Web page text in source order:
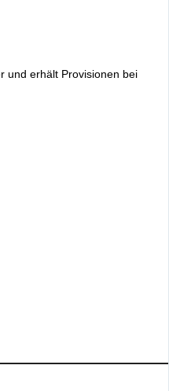
und erhält Provisionen bei